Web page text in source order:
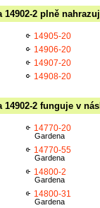
14902-2 plně
14905-20
14906-20
14907-20
14908-20
14902-2 funguje v
14770-20
Gardena
14770-55
Gardena
14800-2
Gardena
14800-31
Gardena